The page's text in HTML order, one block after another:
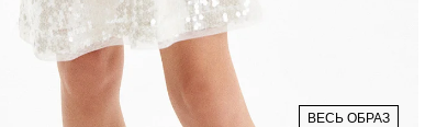
ВЕСЬ ОБРАЗ